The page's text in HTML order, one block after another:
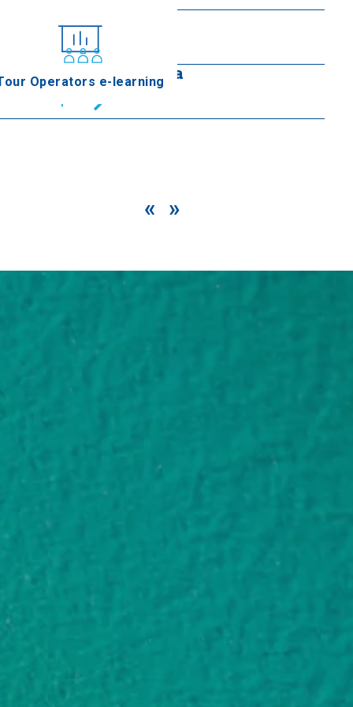
Operators e-learning
En savoir plus
Statue de Pavlos Mela
« »